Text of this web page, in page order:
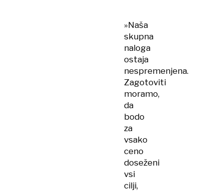
zdaj
vključuje
še
Kitajska
»Naša
skupna
naloga
ostaja
nespremenjena.
Zagotoviti
moramo,
da
bodo
za
vsako
ceno
doseženi
vsi
cilji,